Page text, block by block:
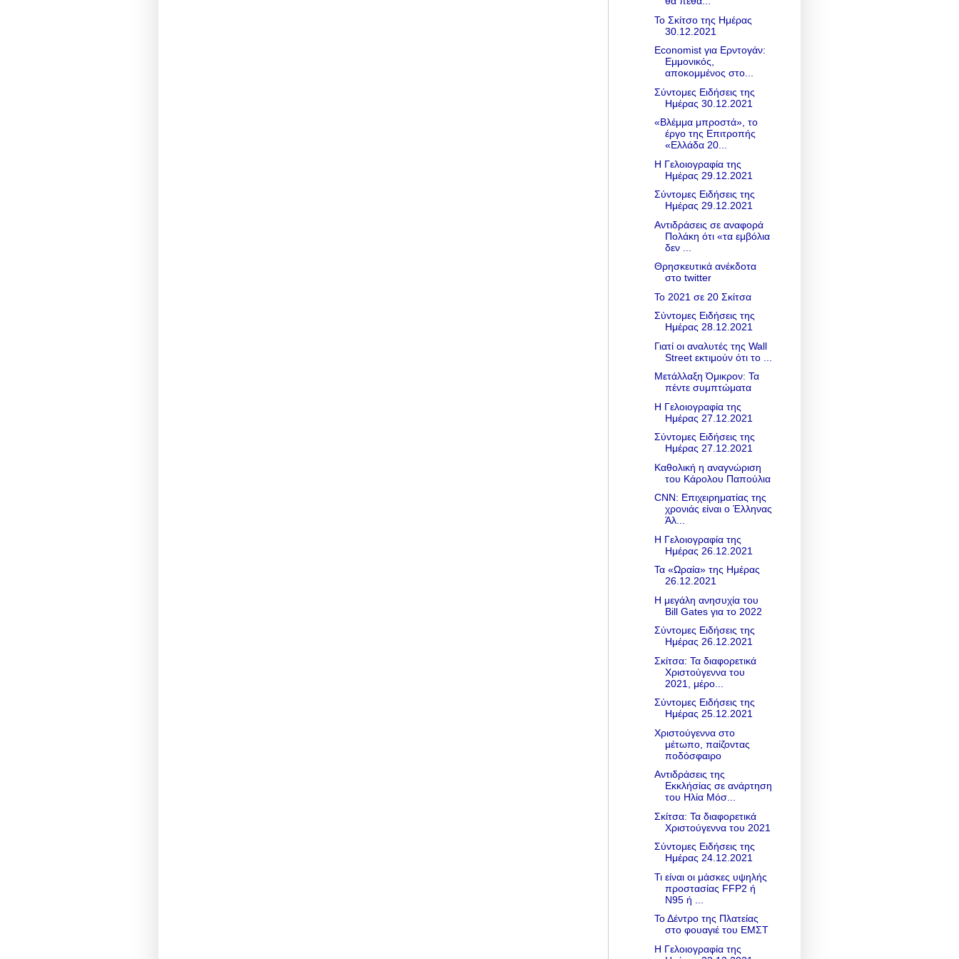
Το Σκίτσο της Ημέρας
30.12.2021
Economist για Ερντογάν:
Εμμονικός,
αποκομμένος στο...
Σύντομες Ειδήσεις της
Ημέρας 30.12.2021
«Βλέμμα μπροστά», το
έργο της Επιτροπής
«Ελλάδα 20...
Η Γελοιογραφία της
Ημέρας 29.12.2021
Σύντομες Ειδήσεις της
Ημέρας 29.12.2021
Αντιδράσεις σε αναφορά
Πολάκη ότι «τα εμβόλια
δεν ...
Θρησκευτικά ανέκδοτα
στο twitter
Το 2021 σε 20 Σκίτσα
Σύντομες Ειδήσεις της
Ημέρας 28.12.2021
Γιατί οι αναλυτές της Wall
Street εκτιμούν ότι το ...
Μετάλλαξη Όμικρον: Τα
πέντε συμπτώματα
Η Γελοιογραφία της
Ημέρας 27.12.2021
Σύντομες Ειδήσεις της
Ημέρας 27.12.2021
Καθολική η αναγνώριση
του Κάρολου Παπούλια
CNN: Επιχειρηματίας της
χρονιάς είναι o Έλληνας
Άλ...
Η Γελοιογραφία της
Ημέρας 26.12.2021
Τα «Ωραία» της Ημέρας
26.12.2021
Η μεγάλη ανησυχία του
Bill Gates για το 2022
Σύντομες Ειδήσεις της
Ημέρας 26.12.2021
Σκίτσα: Τα διαφορετικά
Χριστούγεννα του
2021, μέρο...
Σύντομες Ειδήσεις της
Ημέρας 25.12.2021
Χριστούγεννα στο
μέτωπο, παίζοντας
ποδόσφαιρο
Αντιδράσεις της
Εκκλήσίας σε ανάρτηση
του Ηλία Μόσ...
Σκίτσα: Τα διαφορετικά
Χριστούγεννα του 2021
Σύντομες Ειδήσεις της
Ημέρας 24.12.2021
Τι είναι οι μάσκες υψηλής
προστασίας FFP2 ή
Ν95 ή ...
Το Δέντρο της Πλατείας
στο φουαγιέ του ΕΜΣΤ
Η Γελοιογραφία της